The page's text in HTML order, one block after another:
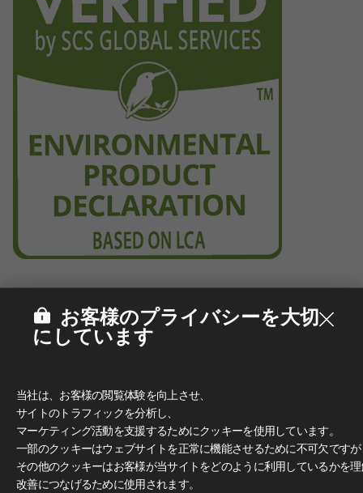
お客様のプライバシーを大切
にしています
当社は、お客様の閲覧体験を向上させ、
サイトのトラフィックを分析し、
マーケティング活動を支援するためにクッキーを使用しています。
一部のクッキーはウェブサイトを正常に機能させるために不可欠です
その他のクッキーはお客様が当サイトをどのように利用しているかを
改善につなげるために使用されます。